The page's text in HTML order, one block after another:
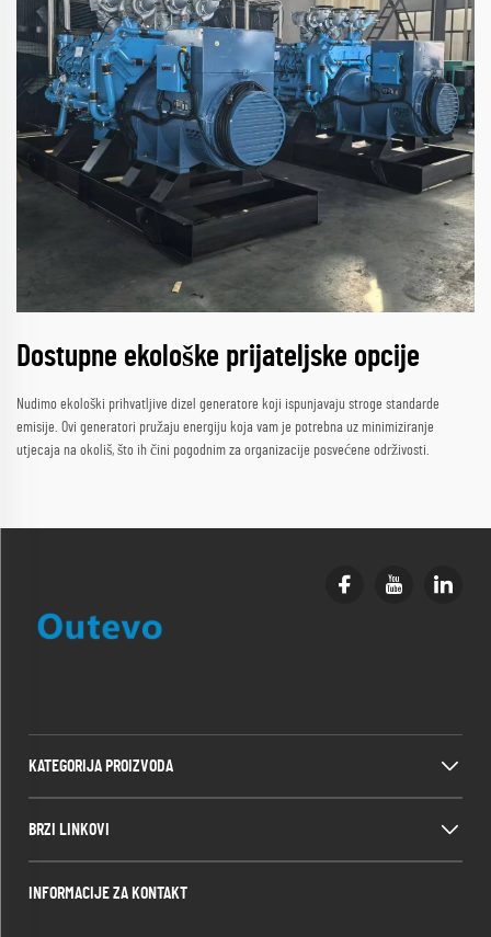
Dostupne ekološke prijateljske opcije
Nudimo ekološki prihvatljive dizel generatore koji ispunjavaju stroge standarde
emisije. Ovi generatori pružaju energiju koja vam je potrebna uz minimiziranje
utjecaja na okoliš, što ih čini pogodnim za organizacije posvećene održivosti.
KATEGORIJA PROIZVODA
BRZI LINKOVI
INFORMACIJE ZA KONTAKT